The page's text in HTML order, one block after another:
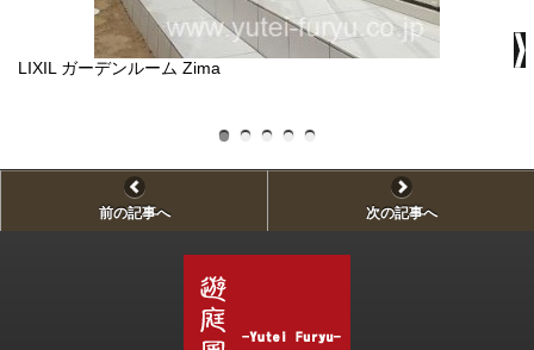
LIXIL ガーデンルーム Zima
前の記事へ 次の記事へ